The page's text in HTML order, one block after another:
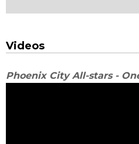
Videos
Phoenix City All-stars -